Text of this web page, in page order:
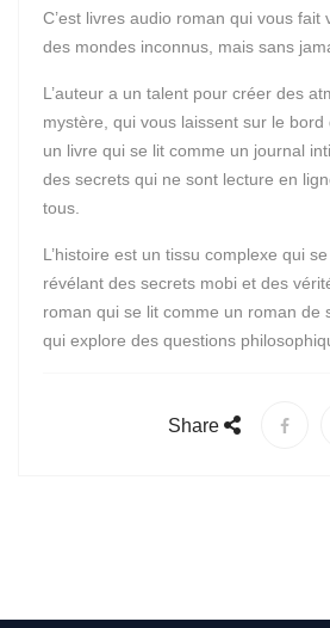
C’est livres audio roman qui vous fait
des mondes inconnus, mais sans
L’auteur a un talent pour créer des
mystère, qui vous laissent sur le bord
un livre qui se lit comme un journal
des secrets qui ne sont lecture en
tous.
L’histoire est un tissu complexe qui
révélant des secrets mobi et des
roman qui se lit comme un roman de
qui explore des questions
Share